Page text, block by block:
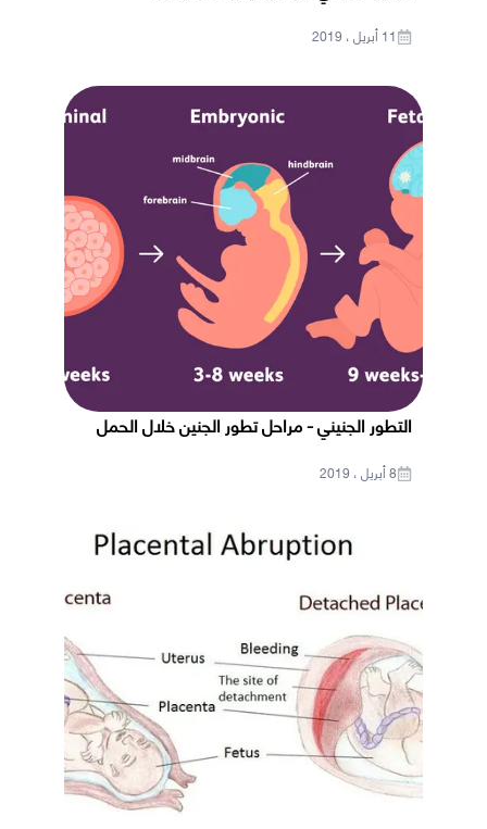
11 أبريل ، 2019
التطور الجنيني - مراحل تطور الجنين خلال الحمل
8 أبريل ، 2019